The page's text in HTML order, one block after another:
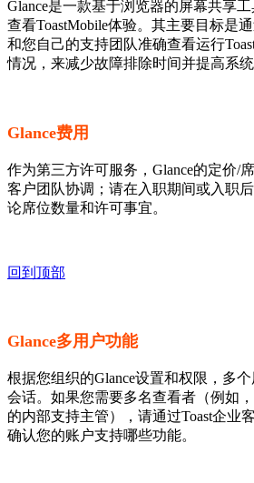
Glance是一款基于浏览器的屏幕共享
查看ToastMobile体验。其主要目标是
和您自己的支持团队准确查看运行
情况，来减少故障排除时间并提高系统
Glance费用
作为第三方许可服务，Glance的定价/
客户团队协调；请在入职期间或入职
论席位数量和许可事宜。
回到顶部
Glance多用户功能
根据您组织的Glance设置和权限，多
会话。如果您需要多名查看者（例如
的内部支持主管），请通过Toast企业
确认您的账户支持哪些功能。